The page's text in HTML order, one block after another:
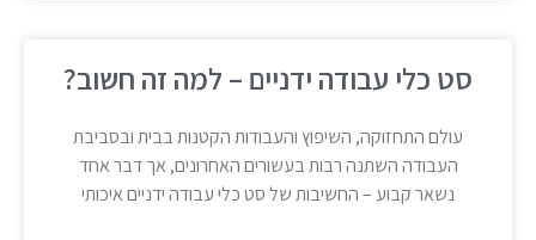
סט כלי עבודה ידניים – למה זה חשוב?
עולם התחזוקה, השיפוץ והעבודות הקטנות בבית ובסביבת
העבודה השתנה רבות בעשורים האחרונים, אך דבר אחד
נשאר קבוע – החשיבות של סט כלי עבודה ידניים איכותי